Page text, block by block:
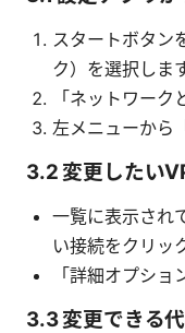
スタートボタン
ク）を選択します
「ネットワーク
左メニューから
3.2 変更したい
一覧に表示され
い接続をクリッ
「詳細オプショ
3.3 変更できる